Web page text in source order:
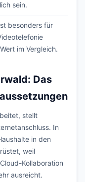
sein.
besonders für
im Vergleich.
Das
stellt
In
in den
weil
Kollaboration
ausreicht.